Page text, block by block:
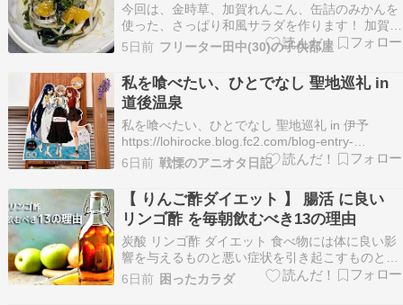
今回は、金時草、加賀れんこん、缶詰のみかんを
使った、さっぱり和風サラダを作ります！ 加賀野
菜の金時草と加賀れんこんに、甘いみかん缶。 な
かなか不思議な組み合わせですが、ポン酢とごま
油を使えば、夏に食べやすいサラダになるはずで
す(*’▽’) みかん・金時草・加賀れんこんのサラダ
の…
5日前 フリーター田中(30)の子供部屋
私を喰べたい、ひとでなし 聖地巡礼 in
道後温泉
私を喰べたい、ひとでなし 聖地巡礼 in 伊予
https://lohirocke.blog.fc2.com/blog-entry-
3732.html わたたべ聖地巡礼でとべ動物園や道の
駅ふたみを回った翌日は道後温泉を探訪、松山の
有名な観光地だ。観光客で混み合うのは分かって
いるの…
6日前 戦慄のアニオタ日記
【 りんご酢ダイエット 】 腸活 に良い
リンゴ酢 を毎朝飲むべき13の理由
炭酸 リンゴ酢 ダイエット 食べ物には体に良い影
響を与えるものと悪い症状を引き起こすものとの
2つしかないとつくづく感じるようになりまし
た。今回は体に良い影響を与える食材である酢の
6日前 困ったカラダ